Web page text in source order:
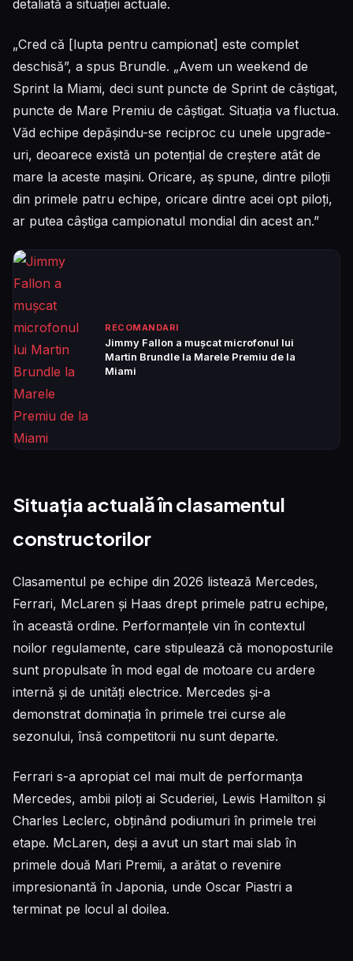
detaliată a situației actuale.
„Cred că [lupta pentru campionat] este complet
deschisă”, a spus Brundle. „Avem un weekend de
Sprint la Miami, deci sunt puncte de Sprint de câștigat,
puncte de Mare Premiu de câștigat. Situația va fluctua.
Văd echipe depășindu-se reciproc cu unele upgrade-
uri, deoarece există un potențial de creștere atât de
mare la aceste mașini. Oricare, aș spune, dintre piloții
din primele patru echipe, oricare dintre acei opt piloți,
ar putea câștiga campionatul mondial din acest an.”
RECOMANDARI
Jimmy Fallon a mușcat microfonul lui
Martin Brundle la Marele Premiu de la
Miami
Situația actuală în clasamentul
constructorilor
Clasamentul pe echipe din 2026 listează Mercedes,
Ferrari, McLaren și Haas drept primele patru echipe,
în această ordine. Performanțele vin în contextul
noilor regulamente, care stipulează că monoposturile
sunt propulsate în mod egal de motoare cu ardere
internă și de unități electrice. Mercedes și-a
demonstrat dominația în primele trei curse ale
sezonului, însă competitorii nu sunt departe.
Ferrari s-a apropiat cel mai mult de performanța
Mercedes, ambii piloți ai Scuderiei, Lewis Hamilton și
Charles Leclerc, obținând podiumuri în primele trei
etape. McLaren, deși a avut un start mai slab în
primele două Mari Premii, a arătat o revenire
impresionantă în Japonia, unde Oscar Piastri a
terminat pe locul al doilea.